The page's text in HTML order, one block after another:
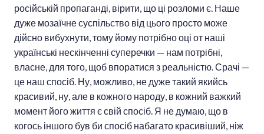
російській пропаганді, вірити, що ці розломи є. Наше
дуже мозаїчне суспільство від цього просто може
дійсно вибухнути, тому йому потрібно оці от наші
українські нескінченні суперечки — нам потрібні,
власне, для того, щоб впоратися з реальністю. Срачі —
це наш спосіб. Ну, можливо, не дуже такий якийсь
красивий, ну, але в кожного народу, в кожний важкий
момент його життя є свій спосіб. Я не думаю, що в
когось іншого був би спосіб набагато красивіший, ніж